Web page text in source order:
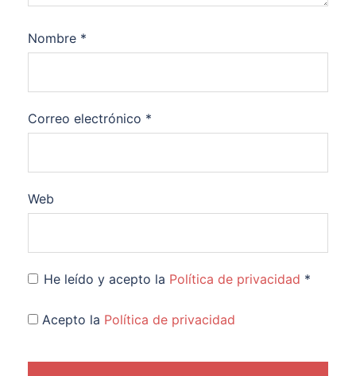
Nombre *
Correo electrónico *
Web
He leído y acepto la Política de privacidad *
Acepto la Política de privacidad